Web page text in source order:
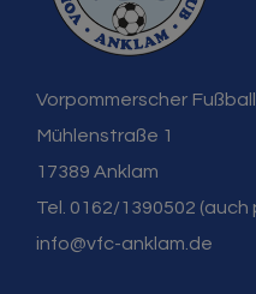
Vorpommerscher
Mühlenstraße 1
17389 Anklam
Tel. 0162/1390502
info@vfc-anklam.de